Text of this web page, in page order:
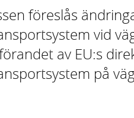
föreslås
vid
av EU:s
på